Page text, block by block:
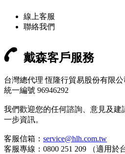
線上客服
聯絡我們
戴森客戶服務
台灣總代理 恆隆行貿易股份有限公
統一編號 96946292
我們歡迎您的任何諮詢、意見及建
一步資訊。
客服信箱： service@hlh.com.tw
客服專線：0800 251 209 （適用於